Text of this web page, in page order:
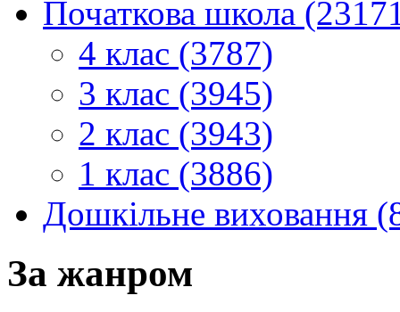
Початкова школа
4 клас (3787)
3 клас (3945)
2 клас (3943)
1 клас (3886)
Дошкільне виховання
За жанром